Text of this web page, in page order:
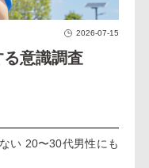
2026-07-15
意識調査
い 20〜30代男性にも